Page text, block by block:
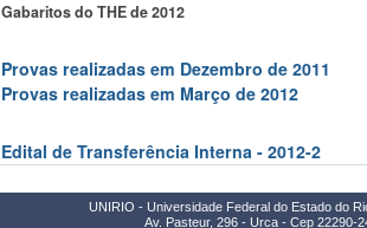
Gabaritos do THE de 2012
Provas realizadas em Dezembro de 2011
Provas realizadas em Março de 2012
Edital de Transferência Interna - 2012-2
UNIRIO - Universidade Federal do Estado do
Av. Pasteur, 296 - Urca - Cep 22290-